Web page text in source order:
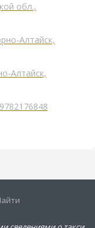
обл.,
Алтайск,
Алтайск,